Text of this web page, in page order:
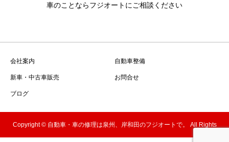
車のことならフジオートにご相談ください
会社案内 自動車整備
新車・中古車販売 お問合せ
ブログ
Copyright © 自動車・車の修理は泉州、岸和田のフジオートで。 All Rights